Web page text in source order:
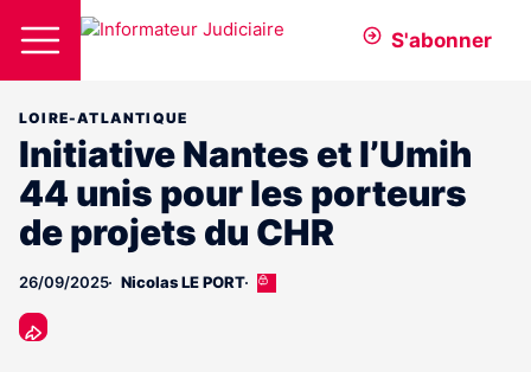
S'abonner
LOIRE-ATLANTIQUE
Initiative Nantes et l’Umih
44 unis pour les porteurs
de projets du CHR
26/09/2025 Nicolas LE PORT
Cet